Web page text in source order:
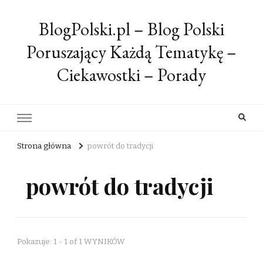
BlogPolski.pl – Blog Polski
Poruszający Każdą Tematykę –
Ciekawostki – Porady
Strona główna powrót do tradycji
powrót do tradycji
Pokazuje: 1 - 1 of 1 WYNIKÓW